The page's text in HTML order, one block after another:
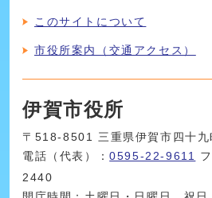
このサイトについて
市役所案内（交通アクセス）
伊賀市役所
〒518-8501 三重県伊賀市四十
電話（代表）：0595-22-9611
2440